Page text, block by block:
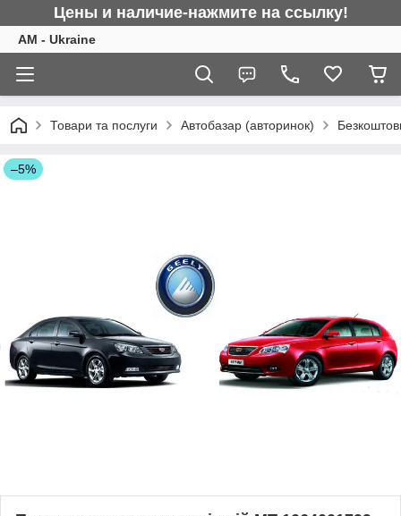
Цены и наличие-нажмите на ссылку!
AM - Ukraine
Товари та послуги Автобазар (авторинок)
–5%